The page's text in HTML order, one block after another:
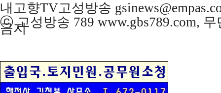
내고향TV고성방송
ⓒ 고성방송 789 www.gbs789.com,
금지